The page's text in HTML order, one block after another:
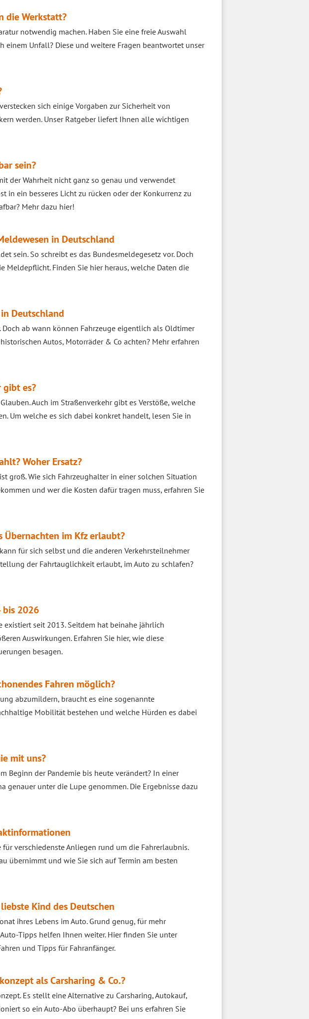
die Werkstatt?
notwendig machen. Haben Sie eine freie Auswahl
einem Unfall? Diese und weitere Fragen beantwortet unser
sich einige Vorgaben zur Sicherheit von
werden. Unser Ratgeber liefert Ihnen alle wichtigen
sein?
der Wahrheit nicht ganz so genau und verwendet
in ein besseres Licht zu rücken oder der Konkurrenz zu
Mehr dazu hier!
in Deutschland
sein. So schreibt es das Bundesmeldegesetz vor. Doch
Meldepflicht. Finden Sie hier heraus, welche Daten die
Deutschland
ab wann können Fahrzeuge eigentlich als Oldtimer
Autos, Motorräder & Co achten? Mehr erfahren
gibt es?
Auch im Straßenverkehr gibt es Verstöße, welche
Um welche es sich dabei konkret handelt, lesen Sie in
Woher Ersatz?
groß. Wie sich Fahrzeughalter in einer solchen Situation
und wer die Kosten dafür tragen muss, erfahren Sie
Übernachten im Kfz erlaubt?
für sich selbst und die anderen Verkehrsteilnehmer
der Fahrtauglichkeit erlaubt, im Auto zu schlafen?
2026
seit 2013. Seitdem hat beinahe jährlich
Auswirkungen. Erfahren Sie hier, wie diese
besagen.
Fahren möglich?
abzumildern, braucht es eine sogenannte
Mobilität bestehen und welche Hürden es dabei
mit uns?
Beginn der Pandemie bis heute verändert? In einer
genauer unter die Lupe genommen. Die Ergebnisse dazu
verschiedenste Anliegen rund um die Fahrerlaubnis.
übernimmt und wie Sie sich auf Termin am besten
Kind des Deutschen
ihres Lebens im Auto. Grund genug, für mehr
Tipps helfen Ihnen weiter. Hier finden Sie unter
und Tipps für Fahranfänger.
als Carsharing & Co.?
Es stellt eine Alternative zu Carsharing, Autokauf,
so ein Auto-Abo überhaupt? Bei uns erfahren Sie